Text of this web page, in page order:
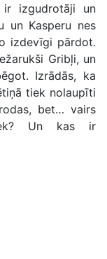
ir izgudrotāji un
un Kasperu nes
izdevīgi pārdot.
Gribļi, un
Izrādās, ka
tiek nolaupīti
bet… vairs
Un kas ir